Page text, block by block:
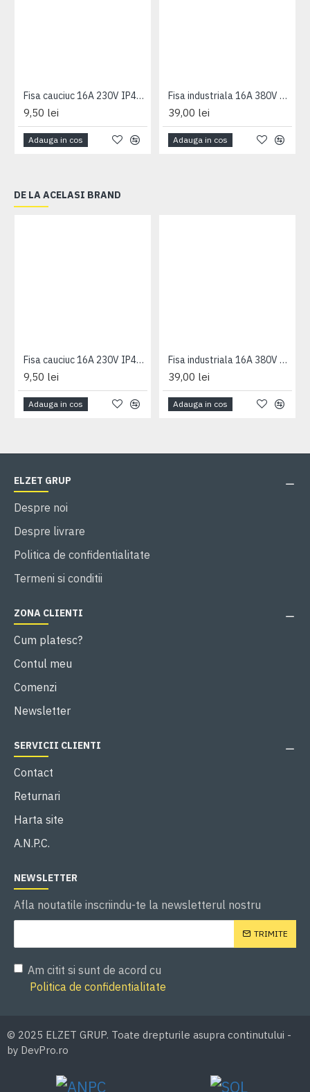
Fisa cauciuc 16A 230V IP44 PCE
9,50 lei
Adauga in cos
Fisa industriala 16A 380V 5P IP67 PCE
39,00 lei
Adauga in cos
DE LA ACELASI BRAND
Fisa cauciuc 16A 230V IP44 PCE
9,50 lei
Adauga in cos
Fisa industriala 16A 380V 5P IP67 PCE
39,00 lei
Adauga in cos
ELZET GRUP
Despre noi
Despre livrare
Politica de confidentialitate
Termeni si conditii
ZONA CLIENTI
Cum platesc?
Contul meu
Comenzi
Newsletter
SERVICII CLIENTI
Contact
Returnari
Harta site
A.N.P.C.
NEWSLETTER
Afla noutatile inscriindu-te la newsletterul nostru
TRIMITE
Am citit si sunt de acord cu
Politica de confidentialitate
© 2025 ELZET GRUP. Toate drepturile asupra continutului -
by DevPro.ro